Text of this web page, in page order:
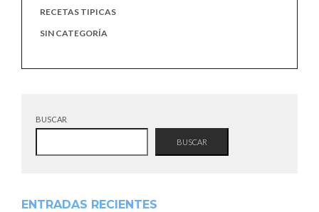
RECETAS TIPICAS
SIN CATEGORÍA
BUSCAR
BUSCAR
ENTRADAS RECIENTES